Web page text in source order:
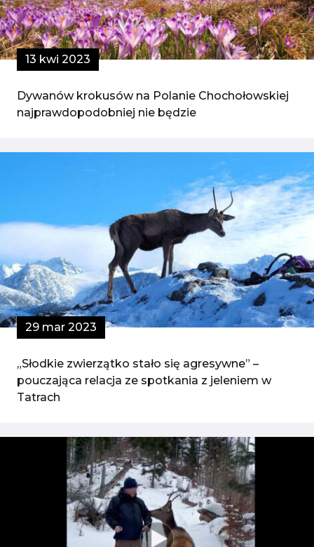
13 kwi 2023
Dywanów krokusów na Polanie Chochołowskiej
najprawdopodobniej nie będzie
29 mar 2023
„Słodkie zwierzątko stało się agresywne” –
pouczająca relacja ze spotkania z jeleniem w
Tatrach